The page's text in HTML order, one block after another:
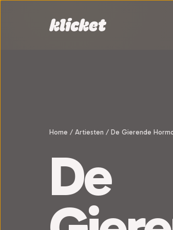
Home / Artiesten / De Gierende
De